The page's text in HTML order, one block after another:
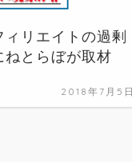
リエイトの過剰
ねとらぼが取材
2018年7月5